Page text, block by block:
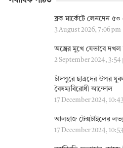
ব্লক মার্কেটে লেনদেন ৫৩
3 August 2026, 7:06 pm
অস্ত্রের মুখে যেভাবে দখল
2 September 2024, 3:54
চাঁদপুরে ছাত্রদের উপর
বৈষম্যবিরোধী আন্দোল
17 December 2024,
আলহাজ টেক্সটাইলের
17 December 2024,